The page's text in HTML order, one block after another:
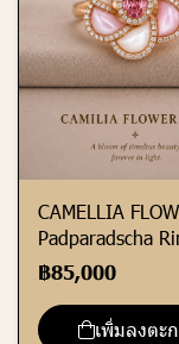
CAMELLIA
Padparadscha
฿85,000
เพิ่มลงตะ